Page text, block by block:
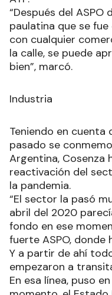
“Después del
paulatina que se fue
con cualquier
la calle, se puede
bien”, marcó.
Industria
Teniendo en cuenta
pasado se
Argentina, Cosenza
reactivación del
la pandemia.
“El sector la pasó
abril del 2020
fondo en ese
fuerte ASPO, donde
Y a partir de ahí
empezaron a
En esa línea, puso